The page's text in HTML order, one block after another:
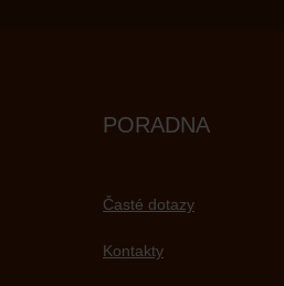
PORADNA
Časté dotazy
Kontakty